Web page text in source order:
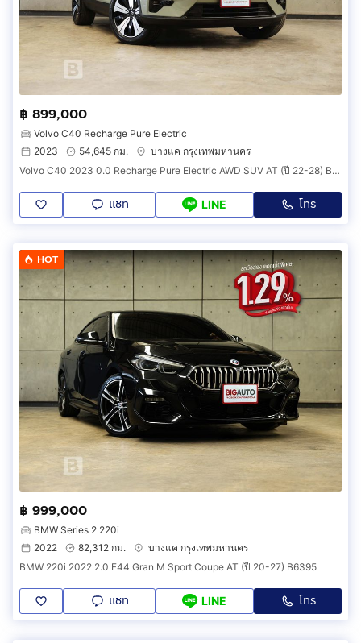
฿ 899,000
Volvo C40 Recharge Pure Electric
2023
54,645 กม.
บางแค กรุงเทพมหานคร
Volvo C40 2023 0.0 Recharge Pure Electric AWD SUV AT (ปี 22-28) B2546
แชท LINE โทร
HOT
฿ 999,000
BMW Series 2 220i
2022
82,312 กม.
บางแค กรุงเทพมหานคร
BMW 220i 2022 2.0 F44 Gran M Sport Coupe AT (ปี 20-27) B6395
แชท LINE โทร